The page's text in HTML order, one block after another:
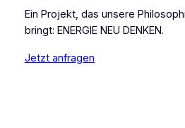
Ein Projekt, das unsere
bringt: ENERGIE NEU DENKEN.
Jetzt anfragen